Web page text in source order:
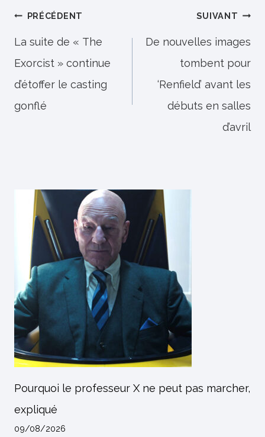
Navigation
de
l’article
PRÉCÉDENT
La suite de « The
Exorcist » continue
d’étoffer le casting
gonflé
SUIVANT
De nouvelles images
tombent pour
‘Renfield’ avant les
débuts en salles
d’avril
Pourquoi le professeur X ne peut pas marcher,
expliqué
09/08/2026